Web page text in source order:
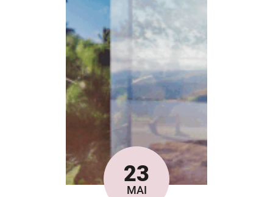
Le
23
MAI